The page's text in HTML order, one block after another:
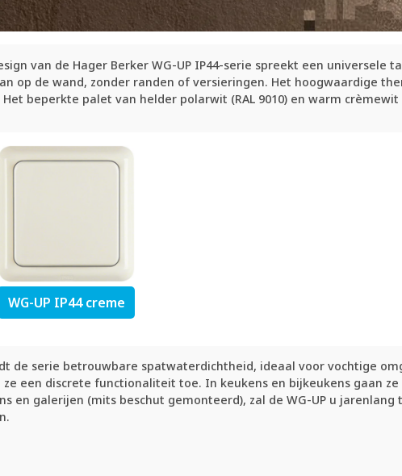
van de Hager Berker WG-UP IP44-serie spreekt een
op de wand, zonder randen of versieringen. Het hoogwaardige
beperkte palet van helder polarwit (RAL 9010) en warm
WG-UP IP44 creme
de serie betrouwbare spatwaterdichtheid, ideaal voor vochtige
een discrete functionaliteit toe. In keukens en bijkeukens gaan
en galerijen (mits beschut gemonteerd), zal de WG-UP u